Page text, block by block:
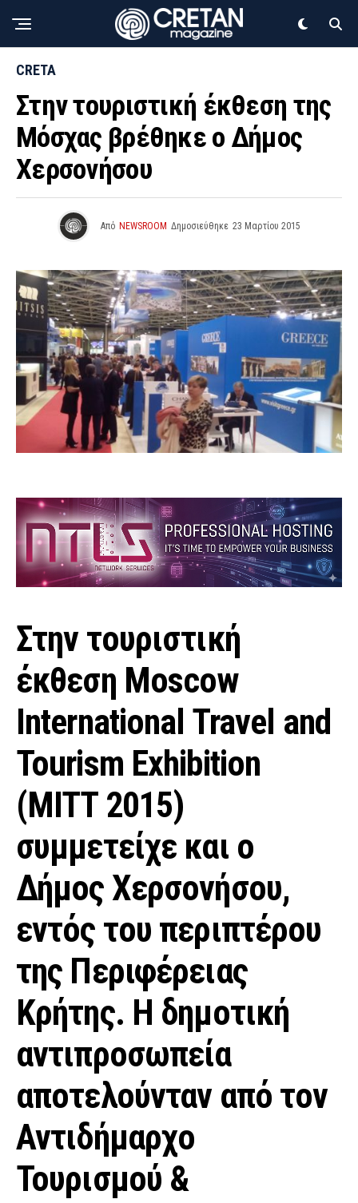
CRETA
Στην τουριστική έκθεση της
Μόσχας βρέθηκε ο Δήμος
Χερσονήσου
Από NEWSROOM Δημοσιεύθηκε 23 Μαρτίου 2015
Στην τουριστική
έκθεση Moscow
International Travel and
Tourism Exhibition
(MITT 2015)
συμμετείχε και ο
Δήμος Χερσονήσου,
εντός του περιπτέρου
της Περιφέρειας
Κρήτης. Η δημοτική
αντιπροσωπεία
αποτελούνταν από τον
Αντιδήμαρχο
Τουρισμού &